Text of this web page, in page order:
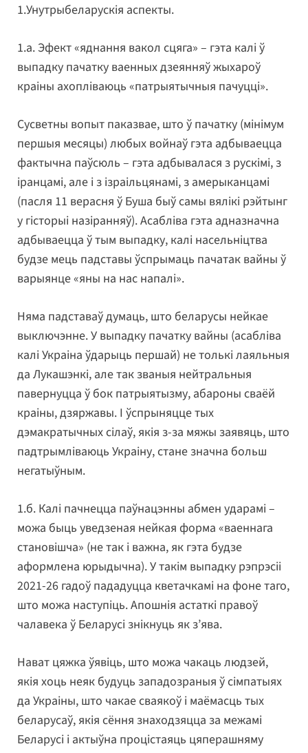
1.Унутрыбеларускія аспекты.
1.а. Эфект «яднання вакол сцяга» – гэта калі ў
выпадку пачатку ваенных дзеянняў жыхароў
краіны ахопліваюць «патрыятычныя пачуцці».
Сусветны вопыт паказвае, што ў пачатку (мінімум
першыя месяцы) любых войнаў гэта адбываецца
фактычна паўсюль – гэта адбывалася з рускімі, з
іранцамі, але і з ізраільцянамі, з амерыканцамі
(пасля 11 верасня ў Буша быў самы вялікі рэйтынг
у гісторыі назіранняў). Асабліва гэта адназначна
адбываецца ў тым выпадку, калі насельніцтва
будзе мець падставы ўспрымаць пачатак вайны ў
варыянце «яны на нас напалі».
Няма падставаў думаць, што беларусы нейкае
выключэнне. У выпадку пачатку вайны (асабліва
калі Украіна ўдарыць першай) не толькі лаяльныя
да Лукашэнкі, але так званыя нейтральныя
павернуцца ў бок патрыятызму, абароны сваёй
краіны, дзяржавы. І ўспрыняцце тых
дэмакратычных сілаў, якія з-за мяжы заявяць, што
падтрымліваюць Украіну, стане значна больш
негатыўным.
1.б. Калі пачнецца паўнацэнны абмен ударамі –
можа быць уведзеная нейкая форма «ваеннага
становішча» (не так і важна, як гэта будзе
аформлена юрыдычна). У такім выпадку рэпрэсіі
2021-26 гадоў пададуцца кветачкамі на фоне таго,
што можа наступіць. Апошнія астаткі правоў
чалавека ў Беларусі знікнуць як з’ява.
Нават цяжка ўявіць, што можа чакаць людзей,
якія хоць неяк будуць западозраныя ў сімпатыях
да Украіны, што чакае сваякоў і маёмасць тых
беларусаў, якія сёння знаходзяцца за межамі
Беларусі і актыўна процістаяць цяперашняму